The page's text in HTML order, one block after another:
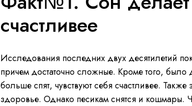
счастливее
Исследования последних двух десятилетий
причем достаточно сложные. Кроме того, было
больше спят, чувствуют себя счастливее. Также
здоровье. Однако песикам снятся и кошмары.